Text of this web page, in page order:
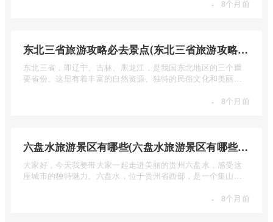
8个月前
东北三省旅游攻略必去景点(东北三省旅游攻略必去景点视频介绍)
东北三省，即辽宁、吉林、黑龙江，是我国东北地区的三个重
要省份。这里有着丰富的自然资源、独特的民俗文化和美丽的
· 8个月前
六盘水旅游景区有哪些(六盘水旅游景区有哪些景点值得去)
大家好，今天我要带大家一起走进美丽的贵州六盘水，感受这
座城市的独特魅力。六盘水，位于贵州省西部，是一个集山水
· 8个月前